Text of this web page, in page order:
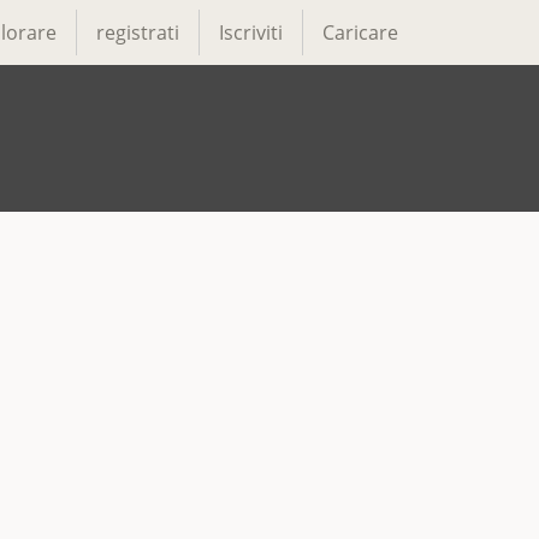
registrati Iscriviti Caricare